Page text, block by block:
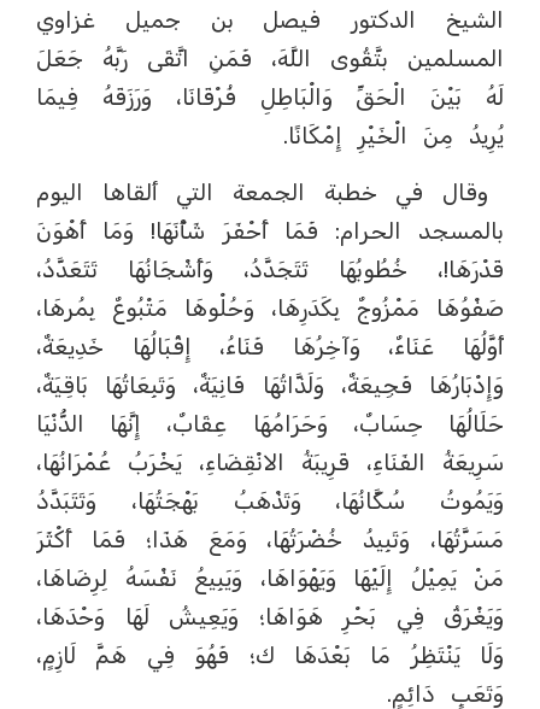
الشيخ الدكتور فيصل بن جميل غزاوي
المسلمين بتَّقُوى اللَّهَ، فَمَنِ اتَّقَى رَبَّهُ جَعَلَ
لَهُ بَيْنَ الْحَقِّ وَالْبَاطِلِ فُرْقَانَا، وَرَزَقَهُ فِيمَا
يُرِيدُ مِنَ الْخَيْرِ إِمْكَانًا.
وقال في خطبة الجمعة التي ألقاها اليوم
بالمسجد الحرام: فَمَا أَحْفَرَ شَأْنَهَا! وَمَا أَهْوَنَ
قَدْرَهَا!، خُطُوبُهَا تَتَجَدَّدُ، وَأَشْجَانُهَا تَتَعَدَّدُ،
صَفْوُهَا مَمْزُوجٌ بِكَدَرِهَا، وَحُلْوهَا مَتْبُوعٌ بِمُرهَا،
أَوَّلُهَا عَنَاءٌ، وَآخِرُهَا فَنَاءُ، إِقْبَالُهَا خَدِيعَةٌ،
وَإِدْبَارُهَا فَجِيعَةٌ، وَلَذَّاتُهَا فَانِيَةٌ، وَتَبِعَاتُهَا بَاقِيَةٌ،
حَلَالُهَا حِسَابٌ، وَحَرَامُهَا عِقَابٌ، إِنَّهَا الدُّنْيَا
سَرِيعَةُ الفَنَاءِ، قَرِيبَةُ الانْقِضَاءِ، يَخْرَبُ عُمْرَانُهَا،
وَيَمُوتُ سُكَّانُهَا، وَتَذْهَبُ بَهْجَتُهَا، وَتَتَبَدَّدُ
مَسَرَّتُهَا، وَتَبِيدُ خُضْرَتُهَا، وَمَعَ هَذَا؛ فَمَا أَكْثَرَ
مَنْ يَمِيْلُ إِلَيْهَا وَيَهْوَاهَا، وَيَبِيعُ نَفْسَهُ لِرِضَاهَا،
وَيَغْرَقُ فِي بَحْرِ هَوَاهَا؛ وَيَعِيشُ لَهَا وَحْدَهَا،
وَلَا يَنْتَظِرُ مَا بَعْدَهَا ك؛ فَهُوَ فِي هَمَّ لَازِمٍ،
وَتَعَبٍ دَائِمٍ.